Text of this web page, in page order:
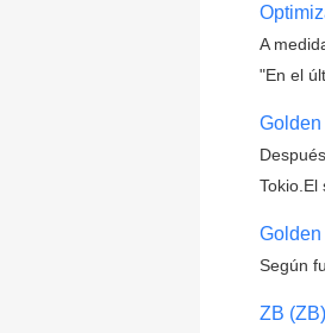
A
"En el
Tokio.El
Según
ZB